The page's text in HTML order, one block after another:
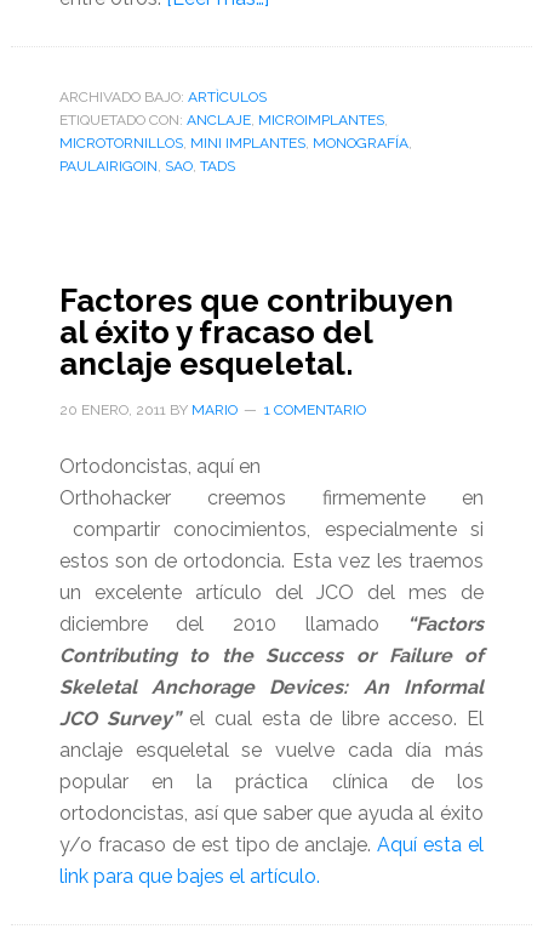
sobre
micro-
ARCHIVADO BAJO: ARTÌCULOS
ETIQUETADO CON: ANCLAJE, MICROIMPLANTES,
MICROTORNILLOS, MINI IMPLANTES, MONOGRAFÍA,
PAULAIRIGOIN, SAO, TADS
Factores que contribuyen
al éxito y fracaso del
anclaje esqueletal.
20 ENERO, 2011BY MARIO 1 COMENTARIO
Ortodoncistas, aquí en
Orthohacker creemos firmemente en
compartir conocimientos, especialmente si
estos son de ortodoncia. Esta vez les traemos
un excelente artículo del JCO del mes de
diciembre del 2010 llamado
“Factors
Contributing to the Success or Failure of
Skeletal Anchorage Devices: An Informal
JCO Survey” el cual esta de libre acceso. El
anclaje esqueletal se vuelve cada día más
popular en la práctica clínica de los
ortodoncistas, así que saber que ayuda al éxito
y/o fracaso de est tipo de anclaje.Aquí esta el
link para que bajes el artículo.